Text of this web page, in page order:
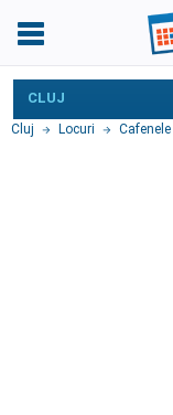
CLUJ
Cluj Locuri Cafenele